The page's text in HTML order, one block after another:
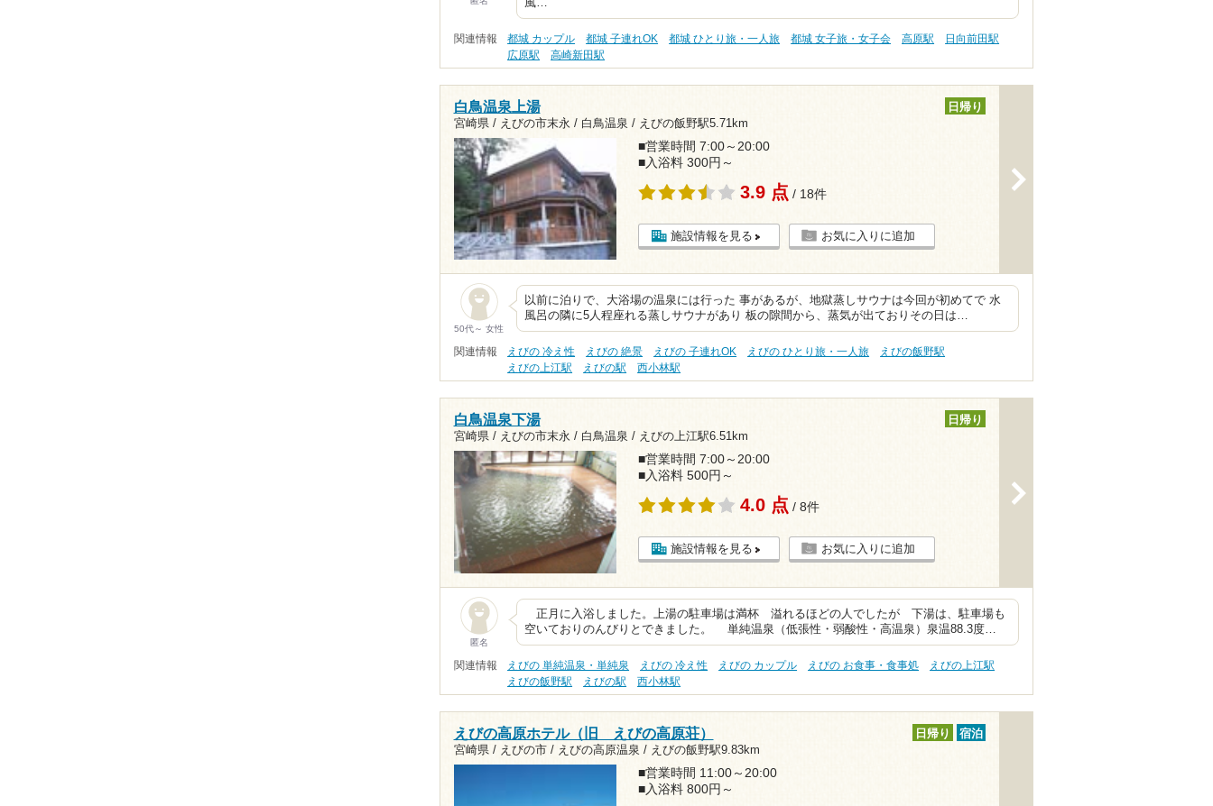
風…
関連情報 都城 カップル 都城 子連れOK 都城 ひとり旅・一人旅 都城 女子旅・女子会 高原駅
日向前田駅
広原駅
高崎新田駅
白鳥温泉上湯
宮崎県 / えびの市末永 / 白鳥温泉 / えびの飯野駅5.71km
日帰り
■営業時間 7:00～20:00
■入浴料 300円～
3.9 点 / 18件
施設情報を見る お気に入りに追加
50代～ 女性
以前に泊りで、大浴場の温泉には行った 事があるが、地獄蒸しサウナは今回が初めてで 水
風呂の隣に5人程座れる蒸しサウナがあり 板の隙間から、蒸気が出ておりその日は…
関連情報 えびの 冷え性 えびの 絶景 えびの 子連れOK えびの ひとり旅・一人旅
えびの飯野駅
えびの上江駅
えびの駅 西小林駅
白鳥温泉下湯
宮崎県 / えびの市末永 / 白鳥温泉 / えびの上江駅6.51km
日帰り
■営業時間 7:00～20:00
■入浴料 500円～
4.0 点 / 8件
施設情報を見る お気に入りに追加
匿名
正月に入浴しました。上湯の駐車場は満杯 溢れるほどの人でしたが 下湯は、駐車場も
空いておりのんびりとできました。 単純温泉（低張性・弱酸性・高温泉）泉温88.3度…
関連情報 えびの 単純温泉・単純泉 えびの 冷え性 えびの カップル えびの お食事・食事処
えびの上江駅
えびの飯野駅
えびの駅 西小林駅
えびの高原ホテル（旧 えびの高原荘）
宮崎県 / えびの市 / えびの高原温泉 / えびの飯野駅9.83km
日帰り 宿泊
■営業時間 11:00～20:00
■入浴料 800円～